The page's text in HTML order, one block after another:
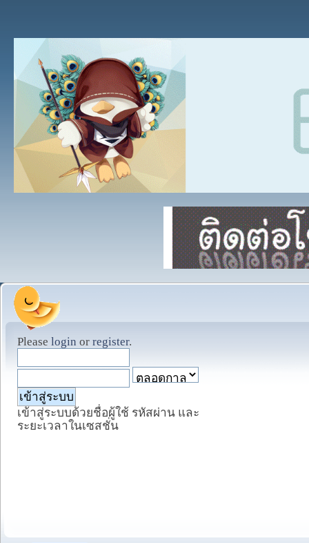
Please login or register.
เข้าสู่ระบบด้วยชื่อผู้ใช้ รหัสผ่าน และ
ระยะเวลาในเซสชั่น